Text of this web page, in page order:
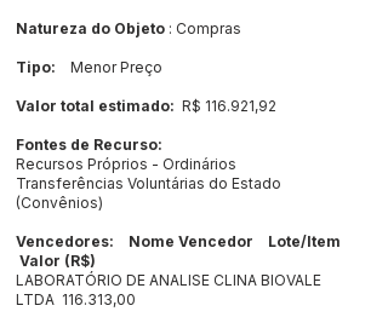
Natureza do Objeto : Compras
Tipo: Menor Preço
Valor total estimado: R$ 116.921,92
Fontes de Recurso:
Recursos Próprios - Ordinários
Transferências Voluntárias do Estado
(Convênios)
Vencedores: Nome Vencedor Lote/Item
Valor (R$)
LABORATÓRIO DE ANALISE CLINA BIOVALE
LTDA 116.313,00